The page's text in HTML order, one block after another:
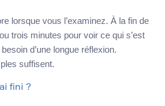
lorsque vous l’examinez. À la fin de
trois minutes pour voir ce qui s’est
d’une longue réflexion.
suffisent.
fini ?